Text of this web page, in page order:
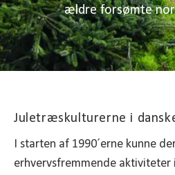
ældre forsømte
Juletræskulturerne i
I starten af 1990´erne kunne
erhvervsfremmende aktiviteter